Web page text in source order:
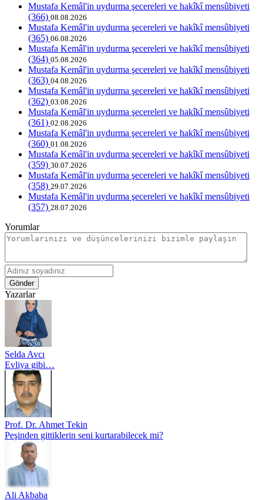
Mustafa Kemâl'in uydurma şecereleri ve hakîkî mensûbiyeti
(366) 08.08.2026
Mustafa Kemâl'in uydurma şecereleri ve hakîkî mensûbiyeti
(365) 06.08.2026
Mustafa Kemâl'in uydurma şecereleri ve hakîkî mensûbiyeti
(364) 05.08.2026
Mustafa Kemâl'in uydurma şecereleri ve hakîkî mensûbiyeti
(363) 04.08.2026
Mustafa Kemâl'in uydurma şecereleri ve hakîkî mensûbiyeti
(362) 03.08.2026
Mustafa Kemâl'in uydurma şecereleri ve hakîkî mensûbiyeti
(361) 02.08.2026
Mustafa Kemâl'in uydurma şecereleri ve hakîkî mensûbiyeti
(360) 01.08.2026
Mustafa Kemâl'in uydurma şecereleri ve hakîkî mensûbiyeti
(359) 30.07.2026
Mustafa Kemâl'in uydurma şecereleri ve hakîkî mensûbiyeti
(358) 29.07.2026
Mustafa Kemâl'in uydurma şecereleri ve hakîkî mensûbiyeti
(357) 28.07.2026
Yorumlar
Gönder
Yazarlar
Selda Avcı
Evliya gibi…
Prof. Dr. Ahmet Tekin
Peşinden gittiklerin seni kurtarabilecek mi?
Ali Akbaba